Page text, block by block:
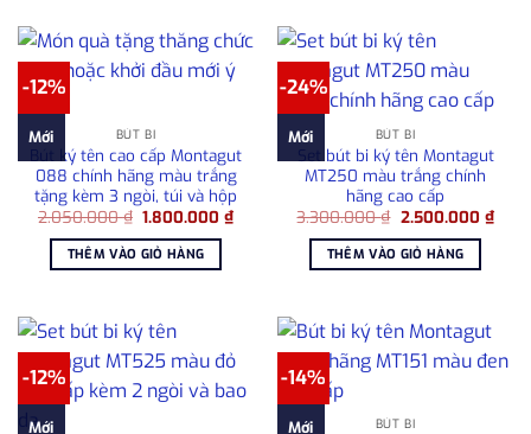
-12%
Mới BÚT BI
Bút ký tên cao cấp Montagut
088 chính hãng màu trắng
tặng kèm 3 ngòi, túi và hộp
2.050.000₫ Giá
là:
2.050.000 ₫.
1.800.000₫Giá
hiện
1.800.000 ₫.
THÊM VÀO GIỎ HÀNG
-24%
Mới BÚT BI
Set bút bi ký tên Montagut
MT250 màu trắng chính
hãng cao cấp
3.300.000₫ Giá
là:
3.300.000 ₫.
2.500.000 ₫Giá
hiện
THÊM VÀO GIỎ HÀNG
-12%
Mới
-14%
Mới BÚT BI